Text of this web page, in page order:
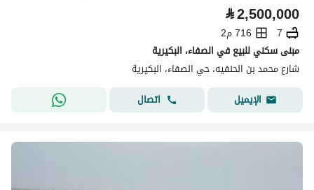
⃁2,500,000
7
716 م2
مبنى سكني للبيع في الصفاء، البكيرية
شارع محمد بن الحنفيه، حي الصفاء، البكيرية
الإيميل
اتصال